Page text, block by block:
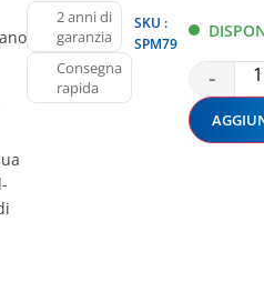
2 anni di
garanzia
Consegna
rapida
SKU :
SPM79
-